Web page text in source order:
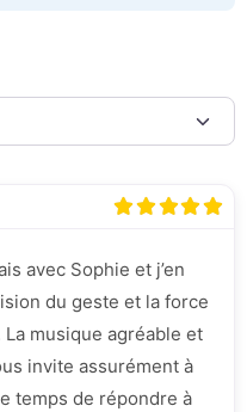
avec Sophie et j’en
du geste et la force
La musique agréable et
invite assurément à
temps de répondre à